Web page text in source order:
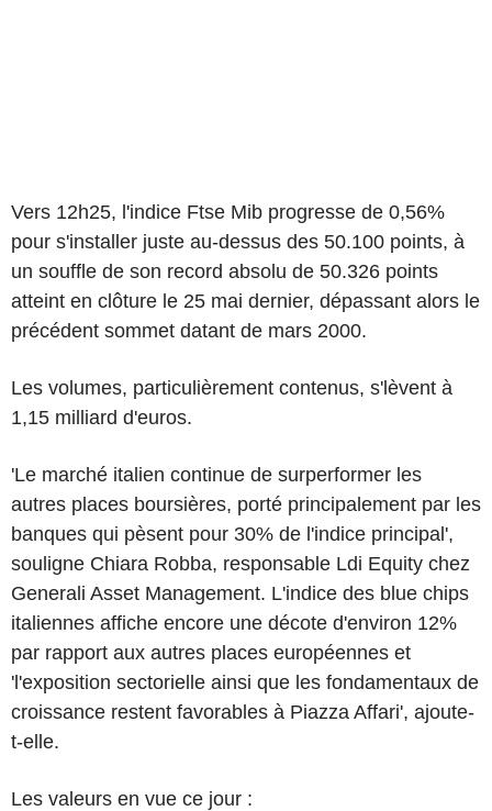
Vers 12h25, l'indice Ftse Mib progresse de 0,56%
pour s'installer juste au-dessus des 50.100 points, à
un souffle de son record absolu de 50.326 points
atteint en clôture le 25 mai dernier, dépassant alors le
précédent sommet datant de mars 2000.
Les volumes, particulièrement contenus, s'lèvent à
1,15 milliard d'euros.
'Le marché italien continue de surperformer les
autres places boursières, porté principalement par les
banques qui pèsent pour 30% de l'indice principal',
souligne Chiara Robba, responsable Ldi Equity chez
Generali Asset Management. L'indice des blue chips
italiennes affiche encore une décote d'environ 12%
par rapport aux autres places européennes et
'l'exposition sectorielle ainsi que les fondamentaux de
croissance restent favorables à Piazza Affari', ajoute-
t-elle.
Les valeurs en vue ce jour :